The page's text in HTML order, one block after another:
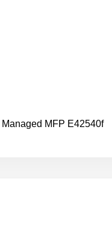
MFP E42540f